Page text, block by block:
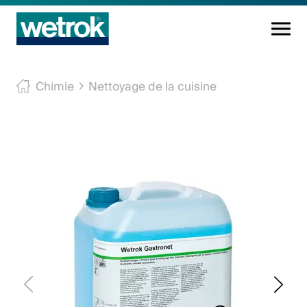
Produits
Connaissance
Entreprise
Chimie Nettoyage de la cuisine